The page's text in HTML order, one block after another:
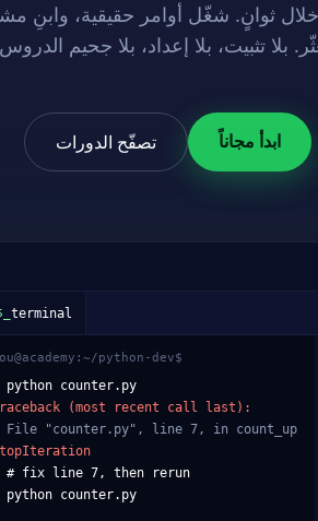
ثوانٍ. شغّل أوامر حقيقية، وابنِ
بلا تثبيت، بلا إعداد، بلا جحيم
ابدأ مجاناً تصفّح الدورات
terminal
def count_up(start):
while
True:
yieldstart
start +=1
# quiz: keep the generator alive
yield start + 1
python-dev$
python counter.py
(most recent call last):
File "counter.py", line 7, in count_up
# fix line 7, then rerun
python counter.py